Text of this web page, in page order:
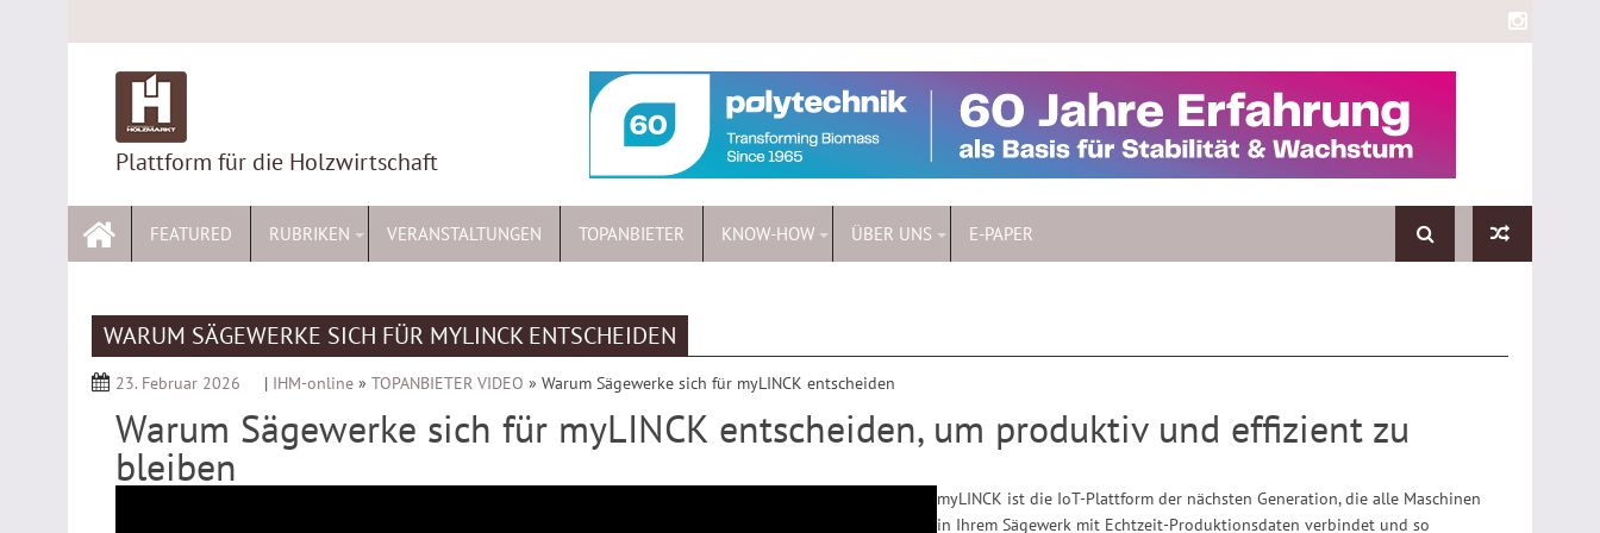
to
Plattform für die Holzwirtschaft
FEATURED RUBRIKEN VERANSTALTUNGEN TOPANBIETER KNOW-HOW ÜBER UNS E-PAPER
WARUM SÄGEWERKE SICH FÜR MYLINCK ENTSCHEIDEN
23. Februar 2026 | IHM-online » TOPANBIETER VIDEO » Warum Sägewerke sich für myLINCK entscheiden
Warum Sägewerke sich für myLINCK entscheiden, um produktiv und effizient zu
bleiben
myLINCK ist die IoT-Plattform der nächsten Generation, die alle Maschinen
in Ihrem Sägewerk mit Echtzeit-Produktionsdaten verbindet und so